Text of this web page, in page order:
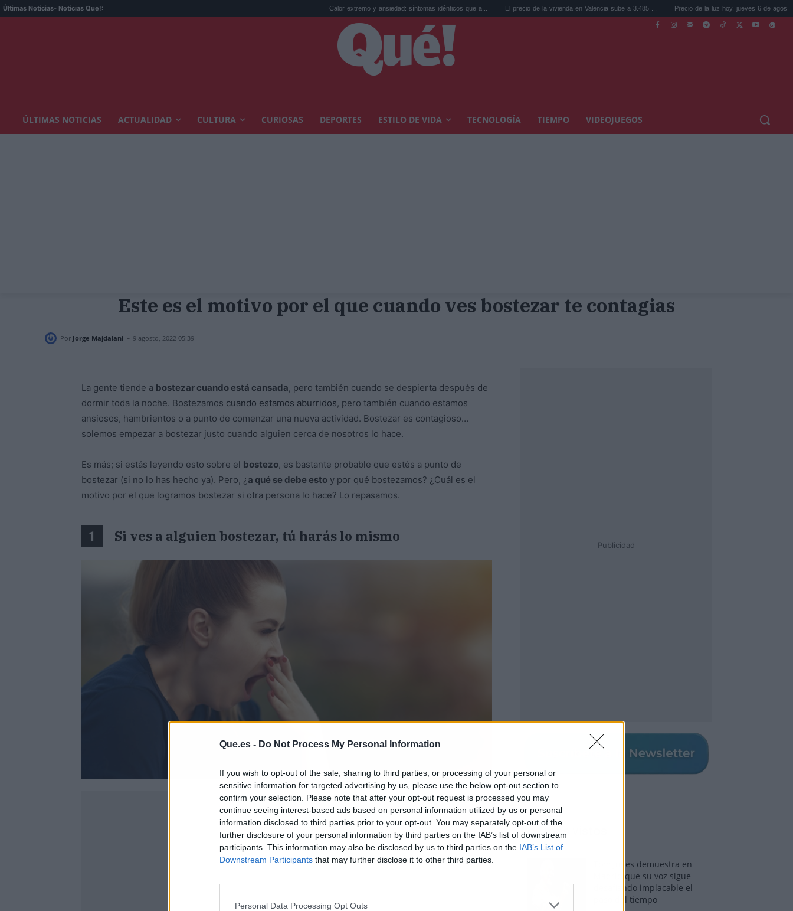
Que.es - Do Not Process My Personal Information
If you wish to opt-out of the sale, sharing to third parties, or processing of your personal or
sensitive information for targeted advertising by us, please use the below opt-out section to
confirm your selection. Please note that after your opt-out request is processed you may
continue seeing interest-based ads based on personal information utilized by us or personal
information disclosed to third parties prior to your opt-out. You may separately opt-out of the
further disclosure of your personal information by third parties on the IAB’s list of downstream
participants. This information may also be disclosed by us to third parties on the IAB’s List of
Downstream Participants that may further disclose it to other third parties.
Personal Data Processing Opt Outs
Últimas Noticias- Noticias Que!: Calor extremo y ansiedad: síntomas idénticos que a... El precio de la vivienda en Valencia sube a 3.485 ... Precio de la luz hoy, jueves 6 de agosto: la hora ...
ÚLTIMAS NOTICIAS ACTUALIDAD CULTURA CURIOSAS DEPORTES ESTILO DE VIDA TECNOLOGÍA TIEMPO VIDEOJUEGOS
Este es el motivo por el que cuando ves bostezar te contagias
Por Jorge Majdalani - 9 agosto, 2022 05:39
La gente tiende a bostezar cuando está cansada, pero también cuando se despierta después de
dormir toda la noche. Bostezamos cuando estamos aburridos, pero también cuando estamos
ansiosos, hambrientos o a punto de comenzar una nueva actividad. Bostezar es contagioso…
solemos empezar a bostezar justo cuando alguien cerca de nosotros lo hace.
Es más; si estás leyendo esto sobre el bostezo, es bastante probable que estés a punto de
bostezar (si no lo has hecho ya). Pero, ¿a qué se debe esto y por qué bostezamos? ¿Cuál es el
motivo por el que logramos bostezar si otra persona lo hace? Lo repasamos.
1 Si ves a alguien bostezar, tú harás lo mismo
Publicidad
Los más vistos
Tom Jones demuestra en
Madrid que su voz sigue
desafiando implacable el
paso del tiempo